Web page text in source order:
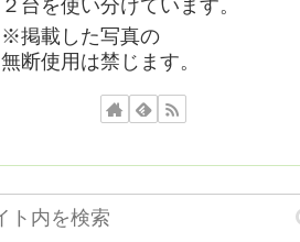
２台を使い分けています。
※掲載した写真の
無断使用は禁じます。